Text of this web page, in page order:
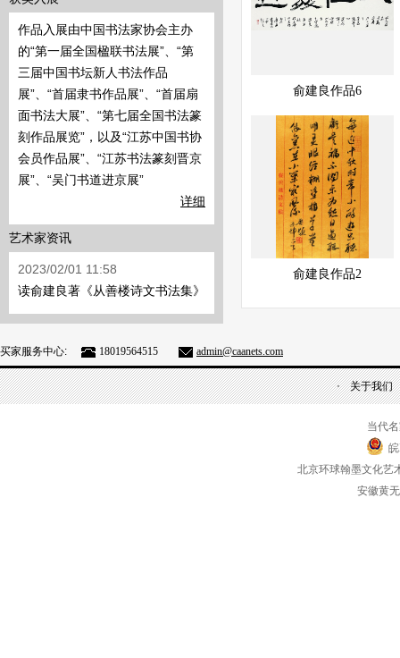
作品入展由中国书法家协会主办
的“第一届全国楹联书法展”、“第
三届中国书坛新人书法作品
展”、“首届隶书作品展”、“首届扇
面书法大展”、“第七届全国书法篆
刻作品展览”，以及“江苏中国书协
会员作品展”、“江苏书法篆刻晋京
展”、“吴门书道进京展”
详细
艺术家资讯
2023/02/01 11:58
读俞建良著《从善楼诗文书法集》
快速查看
俞建良作品6
快速查看
俞建良作品2
买家服务中心: 18019564515 admin@caanets.com
关于我们
当代
北京环球翰墨文化艺
安徽黄